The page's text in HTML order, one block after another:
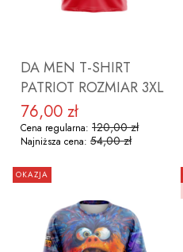
DA MEN T-SHIRT
PATRIOT ROZMIAR 3XL
Cena promocyjna
76,00 zł
Cena regularna: 120,00 zł
Najniższa cena: 54,00 zł
OKAZJA